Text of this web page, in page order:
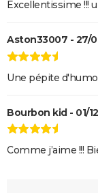
Furiosa : que
Road" ? Notre
The Batman :
Piège de
Batman v
t-il une suite ?
Excellentissime !!!
Aston33007 - 27/
Une pépite
Bourbon kid - 01/
Comme j’aime !!!